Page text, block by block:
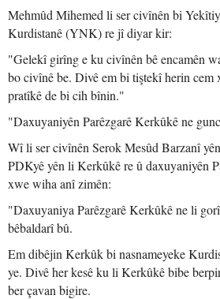
Mehmûd Mihemed li ser civînên bi
Kurdistanê (YNK) re jî diyar kir:
"Gelekî girîng e ku civînên bê encamên
bo civînê be. Divê em bi tiştekî herin cem
pratîkê de bi cih bînin."
"Daxuyaniyên Parêzgarê Kerkûkê ne
Wî li ser civînên Serok Mesûd Barzanî
PDKyê yên li Kerkûkê re û daxuyaniyên
xwe wiha anî zimên:
"Daxuyaniya Parêzgarê Kerkûkê ne li
bêbaldarî bû.
Em dibêjin Kerkûk bi nasnameyeke
ye. Divê her kesê ku li Kerkûkê bibe
ber çavan bigire.